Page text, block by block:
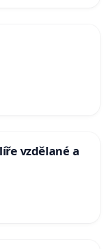
vzdělané a